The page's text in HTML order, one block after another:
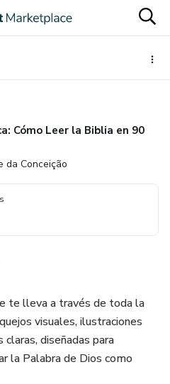
Cómo Leer la Biblia en 90
da Conceição
te lleva a través de toda la
visuales, ilustraciones
diseñadas para
la Palabra de Dios como